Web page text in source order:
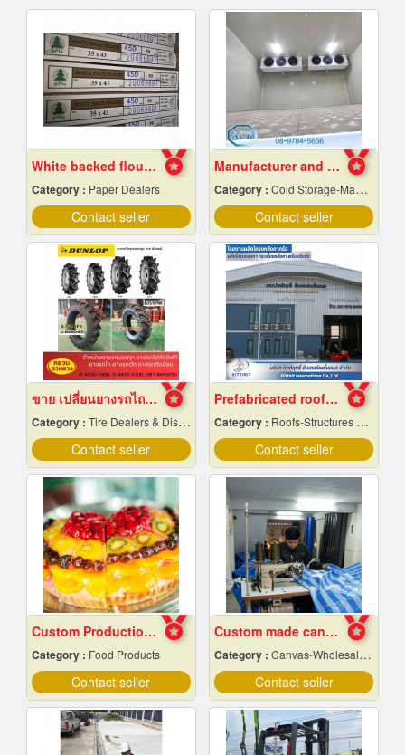
White backed flour box paper
Category : Paper Dealers
Contact seller
Manufacturer and installer of prefabricated cold r
Category : Cold Storage-Manufacturers & Installation Designer
Contact seller
ขาย เปลี่ยนยางรถไถ 12.4-24
Category : Tire Dealers & Distributors
Contact seller
Prefabricated roof structure manufacturing plant
Category : Roofs-Structures & Trusses
Contact seller
Custom Production of Jam and Fruit Sauces
Category : Food Products
Contact seller
Custom made canvas production
Category : Canvas-Wholesale & Manufacturers
Contact seller